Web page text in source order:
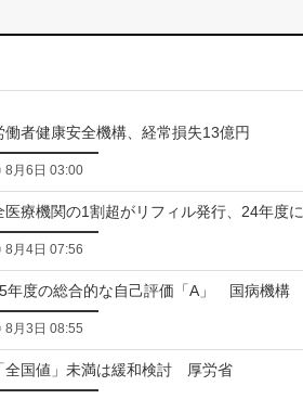
働者健康安全機構、経常損失13億円
8月6日 03:00
医療機関の1割超がリフィル発行、24年度に
8月4日 07:56
年度の総合的な自己評価「A」 国病機構
8月3日 08:55
「全国値」未満は緩和検討 厚労省